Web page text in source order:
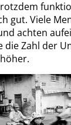
gut. Viele
achten
die Zahl der